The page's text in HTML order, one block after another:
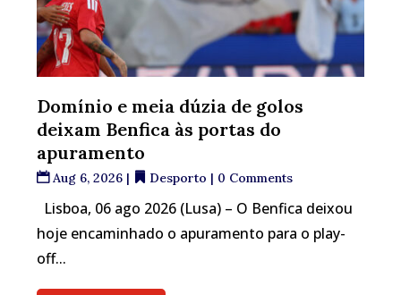
Domínio e meia dúzia de golos
deixam Benfica às portas do
apuramento
Aug 6, 2026 | Desporto | 0 Comments
Lisboa, 06 ago 2026 (Lusa) – O Benfica deixou
hoje encaminhado o apuramento para o play-
off...